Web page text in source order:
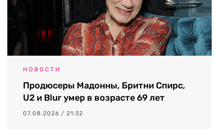
НОВОСТИ
Продюсеры Мадонны, Бритни Спирс,
U2 и Blur умер в возрасте 69 лет
07.08.2026 / 21:32